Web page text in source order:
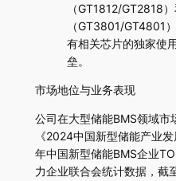
（GT1812/GT2818
（GT3801/GT4801
有相关芯片的独家使
垒。
市场地位与业务表现
公司在大型储能BMS领域市
《2024中国新型储能产业
年中国新型储能BMS企业
力企业联合会统计数据，截